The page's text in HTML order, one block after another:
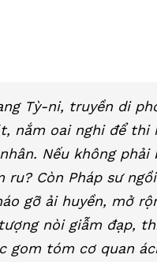
Tỳ-ni, truyền di
nắm oai nghi để thi
Nếu không
ru? Còn Pháp sư
gỡ ải huyền, mở
nòi giẫm đạp,
gom tóm cơ quan